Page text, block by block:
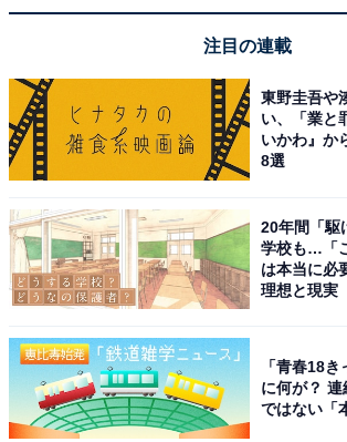
家事もせず、稼ぎもせず、文句だ
注目の連載
東野圭吾や
い、「業と
いかわ』か
8選
20年間「駆
学校も…「
は本当に必
理想と現実
「青春18
に何が？
ではない「